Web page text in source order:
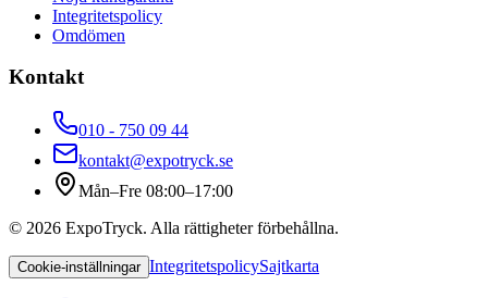
Integritetspolicy
Omdömen
Kontakt
010 - 750 09 44
kontakt@expotryck.se
Mån–Fre 08:00–17:00
© 2026 ExpoTryck. Alla rättigheter förbehållna.
Cookie-inställningar IntegritetspolicySajtkarta